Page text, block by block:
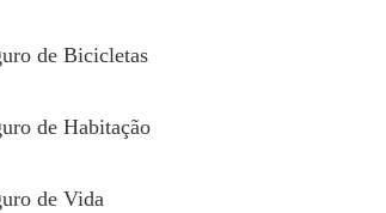
de Bicicletas
de Habitação
de Vida